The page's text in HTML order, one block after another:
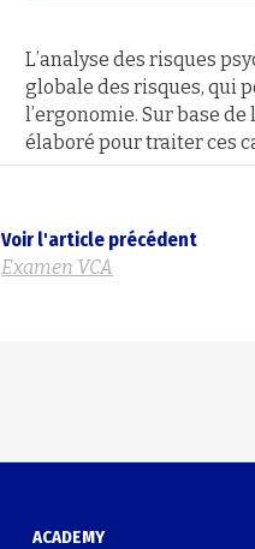
L’analyse des risques
globale des risques, qui
l’ergonomie. Sur base
élaboré pour traiter ces
Voir l'article précédent
Examen VCA
ACADEMY